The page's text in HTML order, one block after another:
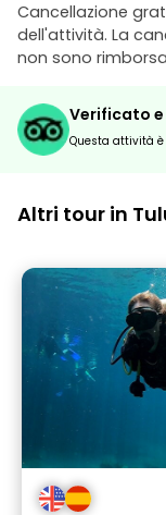
Cancellazione
dell'attività. La
non sono
Verificato
Questa attività
Altri tour in